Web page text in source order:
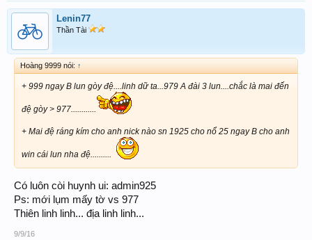
Lenin77
Thần Tài
Hoàng 9999 nói: ↑
+ 999 ngay B lun gòy đệ....linh dữ ta...979 A đài 3 lun....chắc là mai đến
đệ gòy > 977............
+ Mai đệ ráng kím cho anh nick nào sn 1925 cho nổ 25 ngay B cho anh
win cái lun nha đệ..........
Có luôn còi huynh ui: admin925
Ps: mới lụm mấy tờ vs 977
Thiên linh linh... địa linh linh...
9/9/16